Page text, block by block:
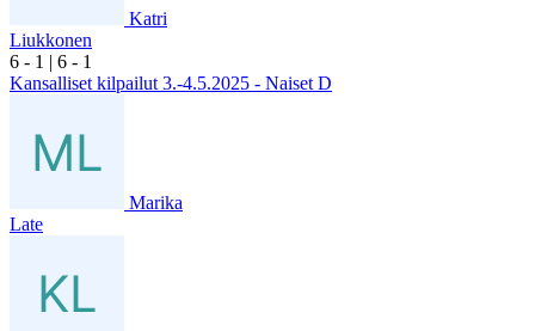
Katri
Liukkonen
6 - 1 | 6 - 1
Kansalliset kilpailut 3.-4.5.2025 - Naiset D
Marika
Late